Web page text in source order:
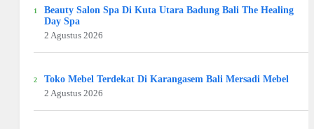
Beauty Salon Spa Di Kuta Utara Badung Bali The Healing
Day Spa
2 Agustus 2026
Toko Mebel Terdekat Di Karangasem Bali Mersadi Mebel
2 Agustus 2026